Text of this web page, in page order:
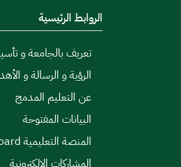
الروابط الرئيسية
تعريف بالجامعة و
الرؤية و الرسالة و
عن التعليم المدمج
البيانات المفتوحة
المنصة التعليمية Blackboard
المشاركات الإلكترونية